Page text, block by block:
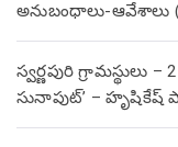
అనుబంధాలు-ఆవేశాలు
స్వర్ణపురి
సునాపుట్’ – హృషికేష్